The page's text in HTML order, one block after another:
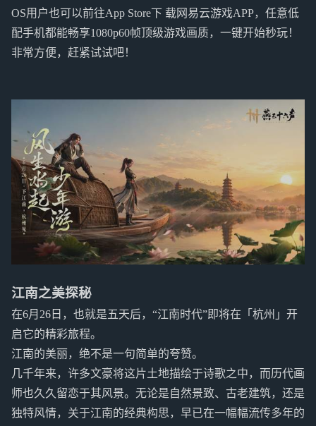
OS用户也可以前往App Store下 载网易云游戏APP，任意低
配手机都能畅享1080p60帧顶级游戏画质，一键开始秒玩！
非常方便，赶紧试试吧！
江南之美探秘
在6月26日，也就是五天后，“江南时代”即将在「杭州」开
启它的精彩旅程。
江南的美丽，绝不是一句简单的夸赞。
几千年来，许多文豪将这片土地描绘于诗歌之中，而历代画
师也久久留恋于其风景。无论是自然景致、古老建筑，还是
独特风情，关于江南的经典构思，早已在一幅幅流传多年的